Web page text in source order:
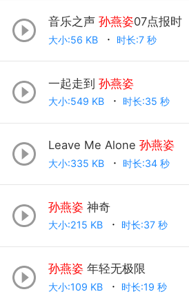
音乐之声 孙燕姿07点报时
大小:56 KB 时长:7 秒
一起走到 孙燕姿
大小:549 KB 时长:35 秒
Leave Me Alone 孙燕姿
大小:335 KB 时长:34 秒
孙燕姿神奇
大小:215 KB 时长:37 秒
孙燕姿年轻无极限
大小:109 KB 时长:19 秒